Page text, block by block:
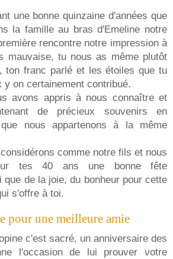
une bonne quinzaine d'années que
la famille au bras d'Emeline notre
rencontre notre impression à
mauvaise, tu nous as même plutôt
ton franc parlé et les étoiles que tu
on certainement contribué.
avons appris à nous connaître et
de précieux souvenirs en
nous appartenons à la même
comme notre fils et nous
tes 40 ans une bonne fête
que de la joie, du bonheur pour cette
s'offre à toi.
pour une meilleure amie
c'est sacré, un anniversaire des
l'occasion de lui prouver votre